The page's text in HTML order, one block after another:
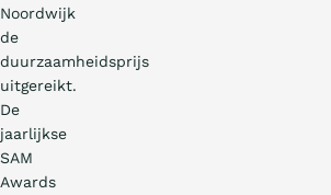
Noordwijk
de
duurzaamheidsprijs
uitgereikt.
De
jaarlijkse
SAM
Awards